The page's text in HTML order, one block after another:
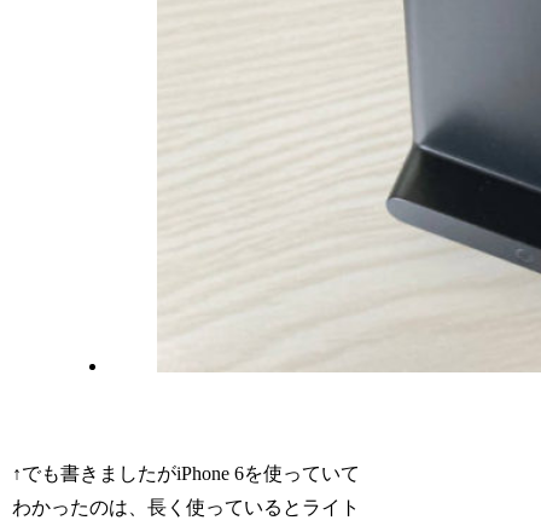
↑でも書きましたがiPhone 6を使っていて
わかったのは、長く使っているとライト